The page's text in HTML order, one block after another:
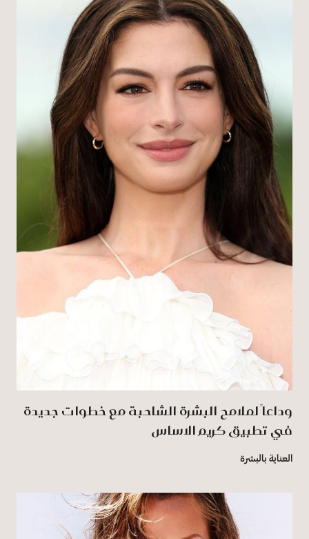
وداعاً لملامح البشرة الشاحبة مع خطوات جديدة
في تطبيق كريم الاساس
العناية بالبشرة